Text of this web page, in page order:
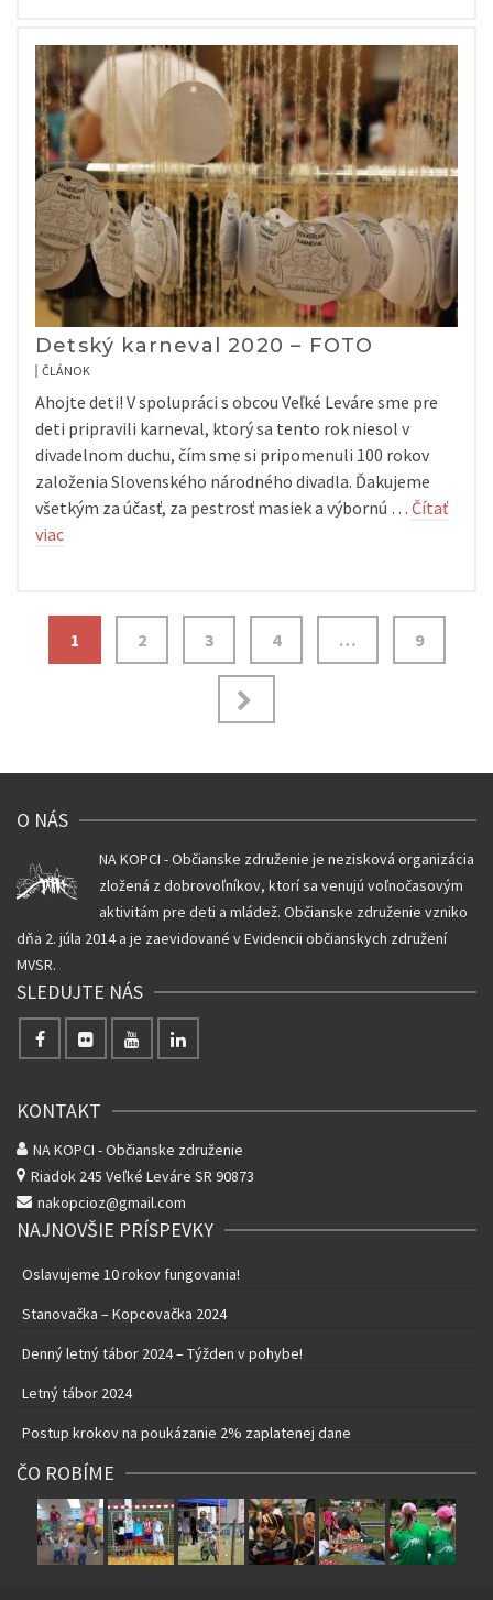
Detský karneval 2020 – FOTO
ČLÁNOK
Ahojte deti! V spolupráci s obcou Veľké Leváre sme pre
deti pripravili karneval, ktorý sa tento rok niesol v
divadelnom duchu, čím sme si pripomenuli 100 rokov
založenia Slovenského národného divadla. Ďakujeme
všetkým za účasť, za pestrosť masiek a výbornú … Čítať
viac
Navigácia
1 2 3 4 … 9
O NÁS
NA KOPCI - Občianske združenie je nezisková organizácia
zložená z dobrovoľníkov, ktorí sa venujú voľnočasovým
aktivitám pre deti a mládež. Občianske združenie vzniko
dňa 2. júla 2014 a je zaevidované v Evidencii občianskych združení
MVSR.
SLEDUJTE NÁS
KONTAKT
NA KOPCI - Občianske združenie
Riadok 245 Veľké Leváre SR 90873
nakopcioz@gmail.com
NAJNOVŠIE PRÍSPEVKY
Oslavujeme 10 rokov fungovania!
Stanovačka – Kopcovačka 2024
Denný letný tábor 2024 – Týžden v pohybe!
Letný tábor 2024
Postup krokov na poukázanie 2% zaplatenej dane
ČO ROBÍME